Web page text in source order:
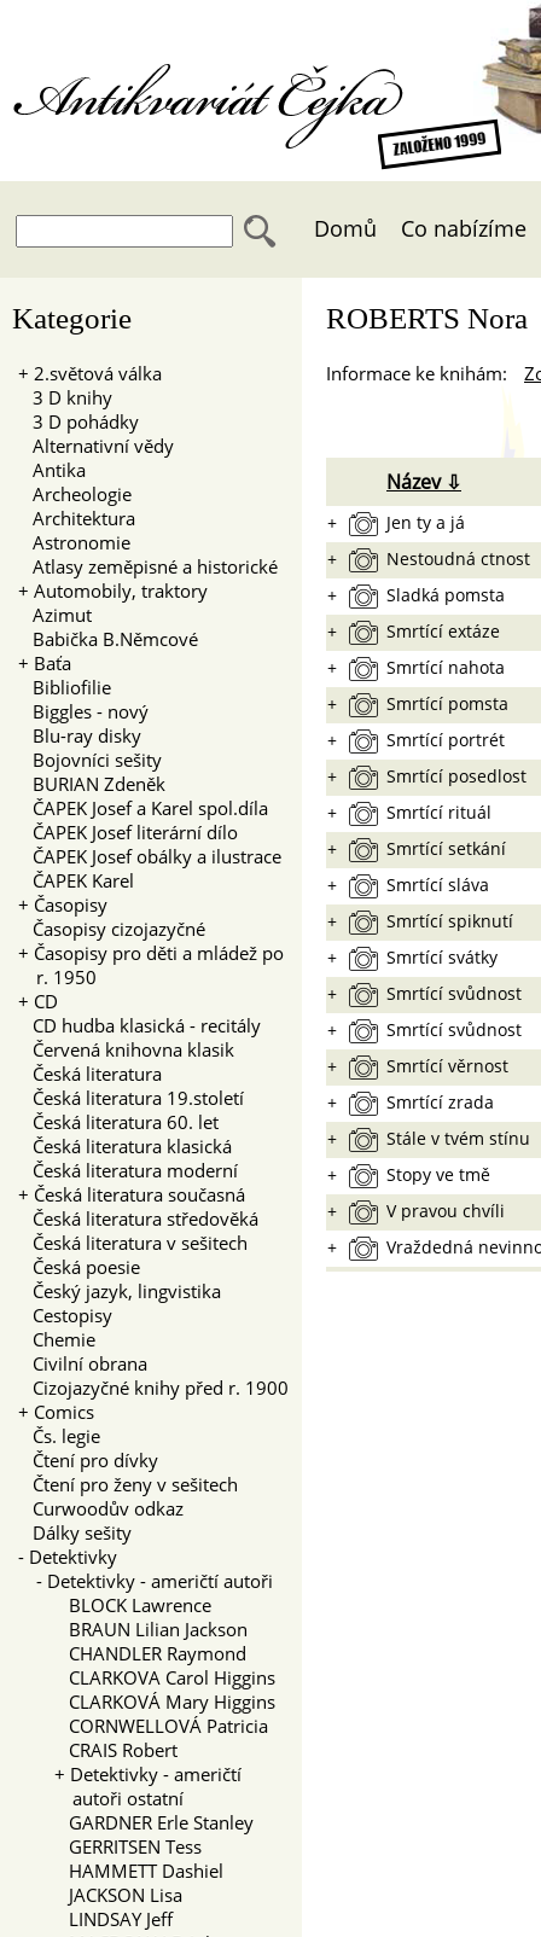
Antikvariát Čejka
Domů Co nabízíme
Kategorie
+ 2.světová válka
3 D knihy
3 D pohádky
Alternativní vědy
Antika
Archeologie
Architektura
Astronomie
Atlasy zeměpisné a historické
+ Automobily, traktory
Azimut
Babička B.Němcové
+ Baťa
Bibliofilie
Biggles - nový
Blu-ray disky
Bojovníci sešity
BURIAN Zdeněk
ČAPEK Josef a Karel spol.díla
ČAPEK Josef literární dílo
ČAPEK Josef obálky a ilustrace
ČAPEK Karel
+ Časopisy
Časopisy cizojazyčné
+ Časopisy pro děti a mládež po
r. 1950
+ CD
CD hudba klasická - recitály
Červená knihovna klasik
Česká literatura
Česká literatura 19.století
Česká literatura 60. let
Česká literatura klasická
Česká literatura moderní
+ Česká literatura současná
Česká literatura středověká
Česká literatura v sešitech
Česká poesie
Český jazyk, lingvistika
Cestopisy
Chemie
Civilní obrana
Cizojazyčné knihy před r. 1900
+ Comics
Čs. legie
Čtení pro dívky
Čtení pro ženy v sešitech
Curwoodův odkaz
Dálky sešity
- Detektivky
- Detektivky - američtí autoři
BLOCK Lawrence
BRAUN Lilian Jackson
CHANDLER Raymond
CLARKOVA Carol Higgins
CLARKOVÁ Mary Higgins
CORNWELLOVÁ Patricia
CRAIS Robert
+ Detektivky - američtí
autoři ostatní
GARDNER Erle Stanley
GERRITSEN Tess
HAMMETT Dashiel
JACKSON Lisa
LINDSAY Jeff
ROBERTS Nora
Informace ke knihám:
Název ⇩
+
Jen ty a já
+
Nestoudná ctnost
+
Sladká pomsta
+
Smrtící extáze
+
Smrtící nahota
+
Smrtící pomsta
+
Smrtící portrét
+
Smrtící posedlost
+
Smrtící rituál
+
Smrtící setkání
+
Smrtící sláva
+
Smrtící spiknutí
+
Smrtící svátky
+
Smrtící svůdnost
+
Smrtící svůdnost
+
Smrtící věrnost
+
Smrtící zrada
+
Stále v tvém stínu
+
Stopy ve tmě
+
V pravou chvíli
+
Vraždedná